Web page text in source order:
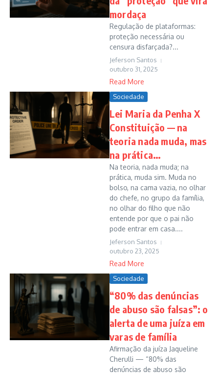
mordaça
Regulação de plataformas:
proteção necessária ou
censura disfarçada?...
Jeferson Santos
outubro 31, 2025
Read More
Sociedade
Lei Maria da Penha X
Constituição — na
teoria nada muda, mas
na prática…
Na teoria, nada muda; na
prática, muda sim. Muda no
bolso, na cama vazia, no olhar
do chefe, no grupo da família,
no olhar do filho que não
entende por que o pai não
pode entrar em casa....
Jeferson Santos
outubro 23, 2025
Read More
Sociedade
“80% das denúncias
de abuso são falsas”: o
alerta de uma juíza em
varas de família
Afirmação da juíza Jaqueline
Cherulli — “80% das
denúncias de abuso são